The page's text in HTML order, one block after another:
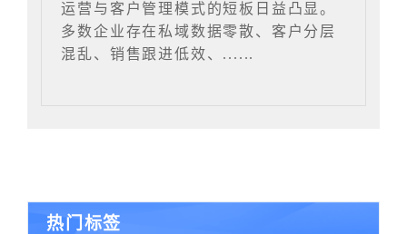
运营与客户管理模式的短板日益凸显。
多数企业存在私域数据零散、客户分层
混乱、销售跟进低效、......
热门标签